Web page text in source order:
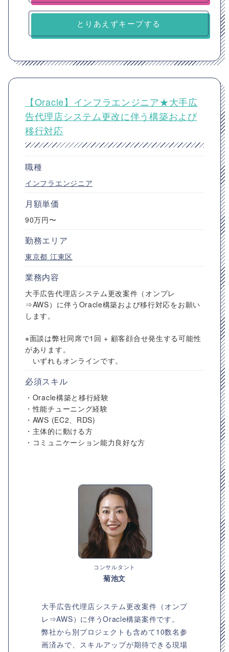
とりあえずキープする
【Oracle】インフラエンジニア★大手広
告代理店システム更改に伴う構築および
移行対応
職種
インフラエンジニア
月額単価
90万円〜
勤務エリア
東京都 江東区
業務内容
大手広告代理店システム更改案件（オンプレ
⇒AWS）に伴うOracle構築および移行対応をお願い
します。
※面談は弊社同席で1回 + 顧客顔合せ発生する可能性
があります。
いずれもオンラインです。
必須スキル
・Oracle構築と移行経験
・性能チューニング経験
・AWS (EC2、RDS)
・主体的に動ける方
・コミュニケーション能力良好な方
コンサルタント
菊池文
大手広告代理店システム更改案件（オンプ
レ⇒AWS）に伴うOracle構築案件です。
弊社から別プロジェクトも含めて10数名参
画済みで、スキルアップが期待できる現場